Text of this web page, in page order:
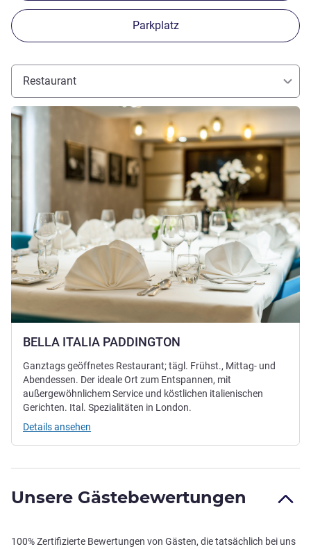
Parkplatz
Restaurant
BELLA ITALIA PADDINGTON
Details ansehen
Ganztags geöffnetes Restaurant; tägl. Frühst., Mittag- und
Abendessen. Der ideale Ort zum Entspannen, mit
außergewöhnlichem Service und köstlichen italienischen
Gerichten. Ital. Spezialitäten in London.
Details ansehen
Unsere Gästebewertungen
100% Zertifizierte Bewertungen von Gästen, die tatsächlich bei uns